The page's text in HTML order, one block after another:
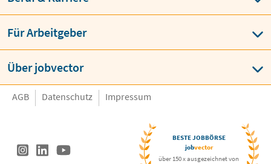
Für Arbeitgeber
Über jobvector
AGB Datenschutz Impressum
BESTE JOBBÖRSE
jobvector
über 150 x ausgezeichnet von